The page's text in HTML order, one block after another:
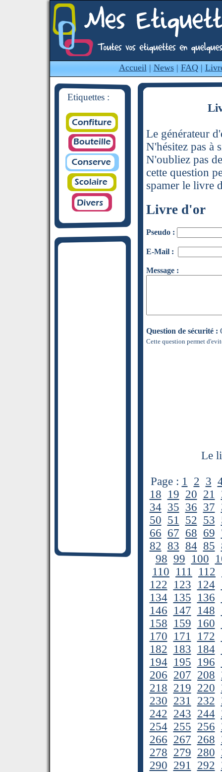
Accueil| News| FAQ|
Etiquettes :
Le générateur
N'hésitez pas à
N'oubliez pas
cette question
spamer le livre
Livre d'or
Pseudo :
E-Mail :
Message :
Question de sécurité :
Cette question permet
Le
Page : 1 2 3
18 19 20 21
34 35 36 37
50 51 52 53
66 67 68 69
82 83 84 85
98 99 100
110 111 112
122 123 124
134 135 136
146 147 148
158 159 160
170 171 172
182 183 184
194 195 196
206 207 208
218 219 220
230 231 232
242 243 244
254 255 256
266 267 268
278 279 280
290 291 292